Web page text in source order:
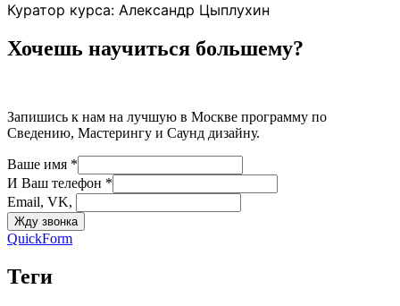
Куратор курса: Александр Цыплухин
Хочешь научиться большему?
Запишись к нам на лучшую в Москве программу по
Сведению, Мастерингу и Саунд дизайну.
Ваше имя *
И Ваш телефон *
Email, VK,
QuickForm
Теги